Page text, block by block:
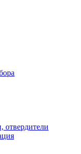
отвердители